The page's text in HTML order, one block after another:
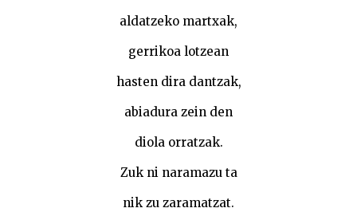
aldatzeko martxak,
gerrikoa lotzean
hasten dira dantzak,
abiadura zein den
diola orratzak.
Zuk ni naramazu ta
nik zu zaramatzat.